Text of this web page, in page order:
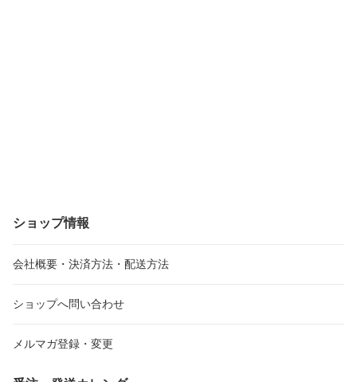
ショップ情報
会社概要・決済方法・配送方法
ショップへ問い合わせ
メルマガ登録・変更